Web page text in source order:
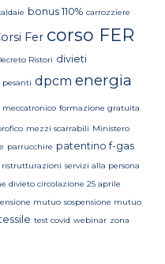
bonus 110% carrozziere
Fer corso FER
Ristori divieti
dpcm energia
formazione gratuita
mezzi scarrabili Ministero
parrucchire patentino f-gas
ristrutturazioni servizi alla persona
divieto circolazione 25 aprile
mutuo sospensione mutuo
test covid webinar zona